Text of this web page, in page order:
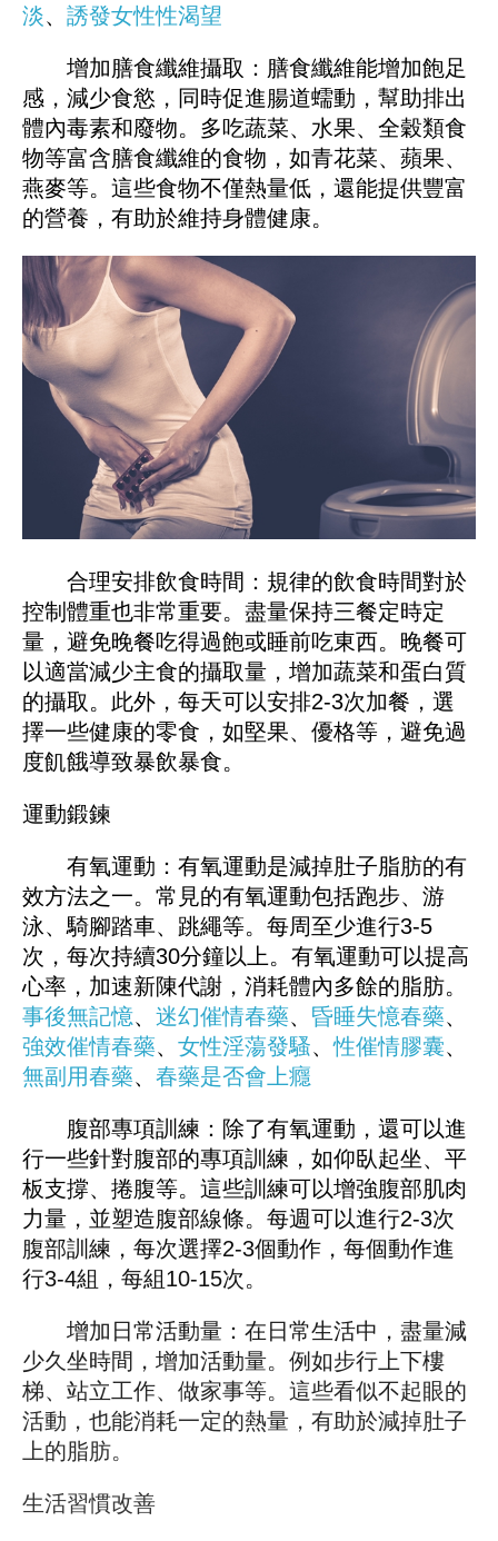
淡、 誘發女性性渴望
增加膳食纖維攝取：膳食纖維能增加飽足
感，減少食慾，同時促進腸道蠕動，幫助排出
體內毒素和廢物。多吃蔬菜、水果、全穀類食
物等富含膳食纖維的食物，如青花菜、蘋果、
燕麥等。這些食物不僅熱量低，還能提供豐富
的營養，有助於維持身體健康。
合理安排飲食時間：規律的飲食時間對於
控制體重也非常重要。盡量保持三餐定時定
量，避免晚餐吃得過飽或睡前吃東西。晚餐可
以適當減少主食的攝取量，增加蔬菜和蛋白質
的攝取。此外，每天可以安排2-3次加餐，選
擇一些健康的零食，如堅果、優格等，避免過
度飢餓導致暴飲暴食。
運動鍛鍊
有氧運動：有氧運動是減掉肚子脂肪的有
效方法之一。常見的有氧運動包括跑步、游
泳、騎腳踏車、跳繩等。每周至少進行3-5
次，每次持續30分鐘以上。有氧運動可以提高
心率，加速新陳代謝，消耗體內多餘的脂肪。
事後無記憶、 迷幻催情春藥、 昏睡失憶春藥、
強效催情春藥、 女性淫蕩發騷、性催情膠囊、
無副用春藥、 春藥是否會上癮
腹部專項訓練：除了有氧運動，還可以進
行一些針對腹部的專項訓練，如仰臥起坐、平
板支撐、捲腹等。這些訓練可以增強腹部肌肉
力量，並塑造腹部線條。每週可以進行2-3次
腹部訓練，每次選擇2-3個動作，每個動作進
行3-4組，每組10-15次。
增加日常活動量：在日常生活中，盡量減
少久坐時間，增加活動量。例如步行上下樓
梯、站立工作、做家事等。這些看似不起眼的
活動，也能消耗一定的熱量，有助於減掉肚子
上的脂肪。
生活習慣改善